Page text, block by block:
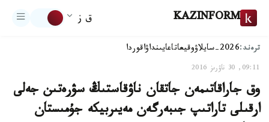
KAZINFORM ق ز
ترەند:2026-سايلاۋ وقيعاتاعايىنداۋاقوردا
09:11, 30 ناۋرىز 2016
وق جاراقاتىمەن جاتقان ناۋقاستىڭ سۋرەتىن جەلى
ارقىلى تاراتىپ جىبەرگەن مەيىربيكە جۇمىستان